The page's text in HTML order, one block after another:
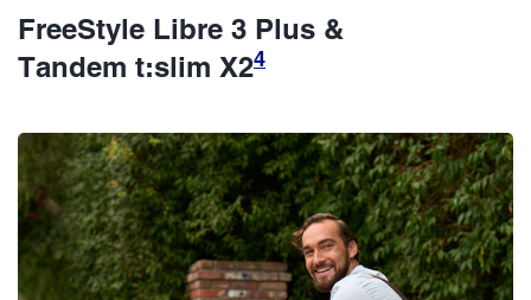
FreeStyle Libre 3 Plus &
Tandem t:slim X24